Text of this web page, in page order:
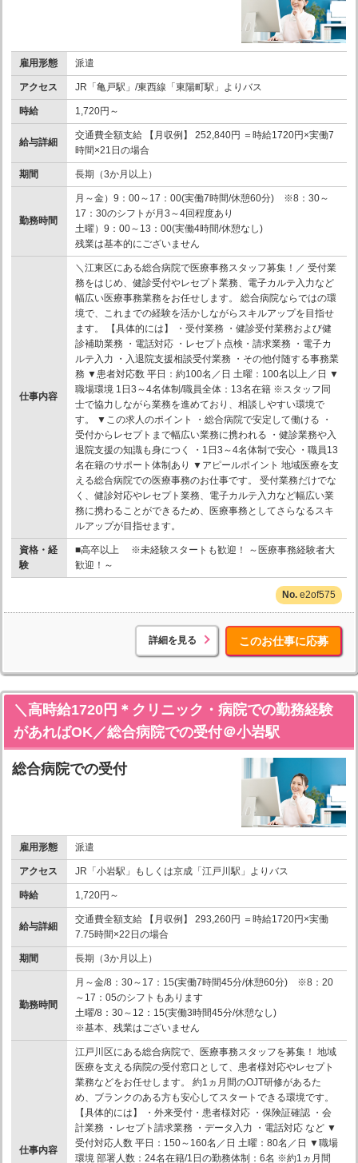
雇用形態 派遣
アクセス JR「亀戸駅」/東西線「東陽町駅」よりバス
時給 1,720円～
給与詳細
交通費全額支給 【月収例】 252,840円 ＝時給1720円×実働7
時間×21日の場合
期間 長期（3か月以上）
勤務時間
月～金）9：00～17：00(実働7時間/休憩60分) ※8：30～
17：30のシフトが月3～4回程度あり
土曜）9：00～13：00(実働4時間/休憩なし)
残業は基本的にございません
仕事内容
＼江東区にある総合病院で医療事務スタッフ募集！／ 受付業
務をはじめ、健診受付やレセプト業務、電子カルテ入力など
幅広い医療事務業務をお任せします。 総合病院ならではの環
境で、これまでの経験を活かしながらスキルアップを目指せ
ます。 【具体的には】 ・受付業務 ・健診受付業務および健
診補助業務 ・電話対応 ・レセプト点検・請求業務 ・電子カ
ルテ入力 ・入退院支援相談受付業務 ・その他付随する事務業
務 ▼患者対応数 平日：約100名／日 土曜：100名以上／日 ▼
職場環境 1日3～4名体制/職員全体：13名在籍 ※スタッフ同
士で協力しながら業務を進めており、相談しやすい環境で
す。 ▼この求人のポイント ・総合病院で安定して働ける ・
受付からレセプトまで幅広い業務に携われる ・健診業務や入
退院支援の知識も身につく ・1日3～4名体制で安心 ・職員13
名在籍のサポート体制あり ▼アピールポイント 地域医療を支
える総合病院での医療事務のお仕事です。 受付業務だけでな
く、健診対応やレセプト業務、電子カルテ入力など幅広い業
務に携わることができるため、医療事務としてさらなるスキ
ルアップが目指せます。
資格・経
験
■高卒以上 ※未経験スタートも歓迎！ ～医療事務経験者大
歓迎！～
e2of575
詳細を見る このお仕事に応募
＼高時給1720円＊クリニック・病院での勤務経験
があればOK／総合病院での受付＠小岩駅
総合病院での受付
雇用形態 派遣
アクセス JR「小岩駅」もしくは京成「江戸川駅」よりバス
時給 1,720円～
給与詳細
交通費全額支給 【月収例】 293,260円 ＝時給1720円×実働
7.75時間×22日の場合
期間 長期（3か月以上）
勤務時間
月～金/8：30～17：15(実働7時間45分/休憩60分) ※8：20
～17：05のシフトもあります
土曜/8：30～12：15(実働3時間45分/休憩なし)
※基本、残業はございません
仕事内容
江戸川区にある総合病院で、医療事務スタッフを募集！ 地域
医療を支える病院の受付窓口として、患者様対応やレセプト
業務などをお任せします。 約1ヵ月間のOJT研修があるた
め、ブランクのある方も安心してスタートできる環境です。
【具体的には】 ・外来受付・患者様対応 ・保険証確認 ・会
計業務 ・レセプト請求業務 ・データ入力 ・電話対応 など ▼
受付対応人数 平日：150～160名／日 土曜：80名／日 ▼職場
環境 部署人数：24名在籍/1日の勤務体制：6名 ※約1ヵ月間